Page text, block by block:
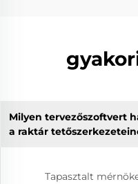
Milyen tervezőszoftvert
a raktár
Tapasztalt